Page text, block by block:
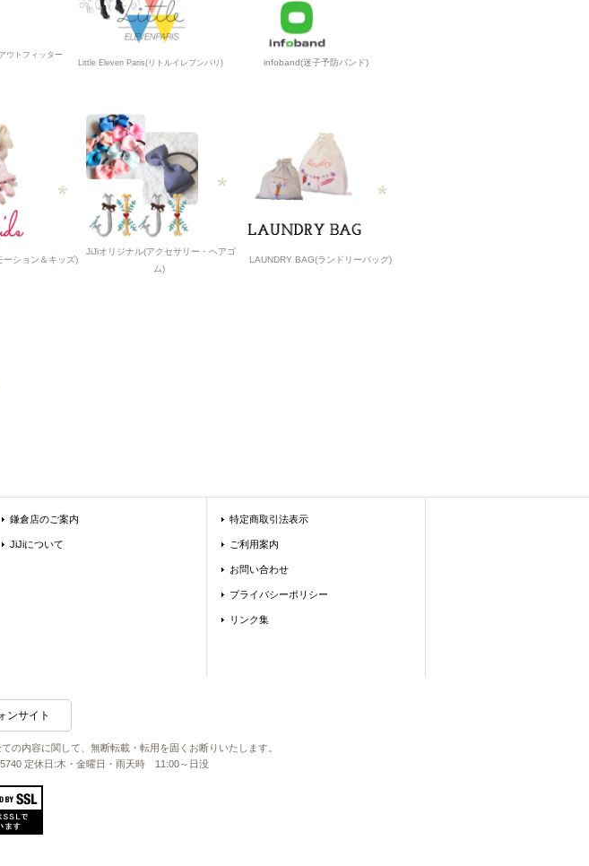
ウトフィッター
Little Eleven Paris(リトルイレブンパリ) infoband(迷子予防バンド)
ション＆キッズ)
JiJiオリジナル(アクセサリー・ヘアゴ
ム)
LAUNDRY BAG(ランドリーバッグ)
鎌倉店のご案内
JiJiについて
特定商取引法表示
ご利用案内
お問い合わせ
プライバシーポリシー
リンク集
ンサイト
の内容に関して、無断転載・転用を固くお断りいたします。
定休日:木・金曜日・雨天時 11:00～日没